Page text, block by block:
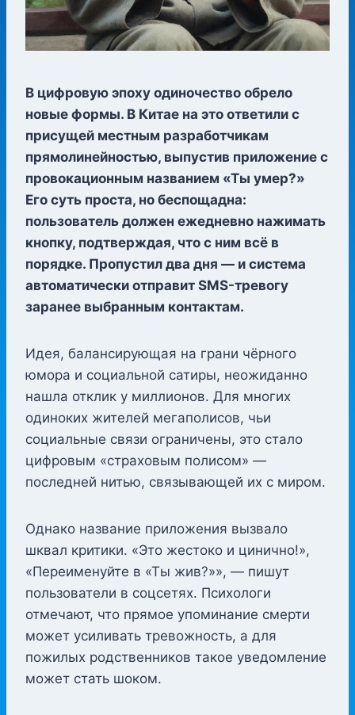
В цифровую эпоху одиночество обрело
новые формы. В Китае на это ответили с
присущей местным разработчикам
прямолинейностью, выпустив приложение с
провокационным названием «Ты умер?»
Его суть проста, но беспощадна:
пользователь должен ежедневно нажимать
кнопку, подтверждая, что с ним всё в
порядке. Пропустил два дня — и система
автоматически отправит SMS-тревогу
заранее выбранным контактам.
Идея, балансирующая на грани чёрного
юмора и социальной сатиры, неожиданно
нашла отклик у миллионов. Для многих
одиноких жителей мегаполисов, чьи
социальные связи ограничены, это стало
цифровым «страховым полисом» —
последней нитью, связывающей их с миром.
Однако название приложения вызвало
шквал критики. «Это жестоко и цинично!»,
«Переименуйте в «Ты жив?»», — пишут
пользователи в соцсетях. Психологи
отмечают, что прямое упоминание смерти
может усиливать тревожность, а для
пожилых родственников такое уведомление
может стать шоком.